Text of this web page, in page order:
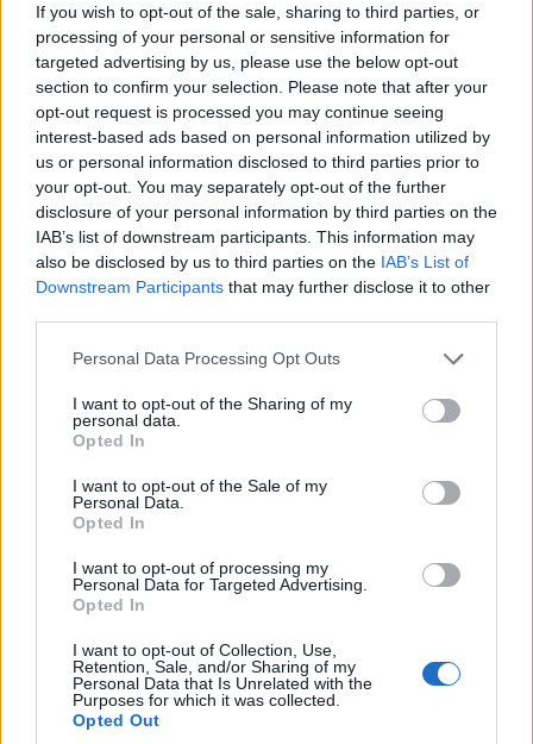
If you wish to opt-out of the sale, sharing to third parties, or
processing of your personal or sensitive information for
targeted advertising by us, please use the below opt-out
section to confirm your selection. Please note that after your
opt-out request is processed you may continue seeing
interest-based ads based on personal information utilized by
us or personal information disclosed to third parties prior to
your opt-out. You may separately opt-out of the further
disclosure of your personal information by third parties on the
IAB’s list of downstream participants. This information may
also be disclosed by us to third parties on the IAB’s List of
Downstream Participants that may further disclose it to other
Please note that this website/app uses one or more Google
not limited to your visit or usage behaviour. You may click to
grant or deny consent to Google and its third-party tags to
use your data for below specified purposes in below Google
consent section.
Personal Data Processing Opt Outs
I want to opt-out of the Sharing of my
personal data.
Opted In
I want to opt-out of the Sale of my
Personal Data.
Opted In
I want to opt-out of processing my
Personal Data for Targeted Advertising.
Opted In
I want to opt-out of Collection, Use,
Retention, Sale, and/or Sharing of my
Personal Data that Is Unrelated with the
Purposes for which it was collected.
Opted Out
εβδομάδα τα νέα μέτρα
για ενέργεια
7 Φεβρουαρίου 2022, 10:04 πμ
σε "Ελλάδα"
Ακολουθήστε μας στοGoogle News
και μάθετε πρώτοι όλες τις ειδήσεις!